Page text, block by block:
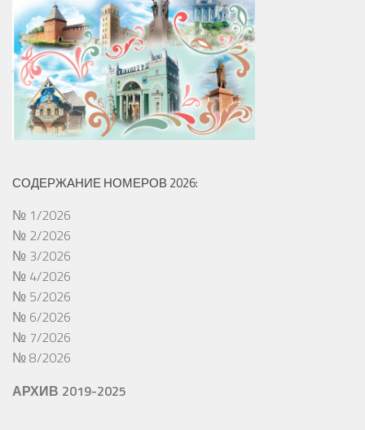
СОДЕРЖАНИЕ НОМЕРОВ 2026:
№ 1/2026
№ 2/2026
№ 3/2026
№ 4/2026
№ 5/2026
№ 6/2026
№ 7/2026
№ 8/2026
АРХИВ 2019-2025